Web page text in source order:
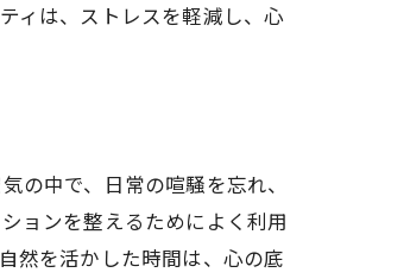
ィは、ストレスを軽減し、心
の中で、日常の喧騒を忘れ、
ョンを整えるためによく利用
然を活かした時間は、心の底